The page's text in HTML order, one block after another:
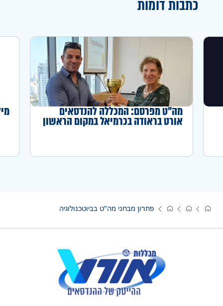
כתבות דומות
מה"ט מפרסם: המכללה להנדסאים
אורט בראודה בכרמיאל במקום הראשון
באחוז המדופלמים לשנה"ל תשפ"ה
פתרון מבחני מה"ט בביוטכנולוגיה